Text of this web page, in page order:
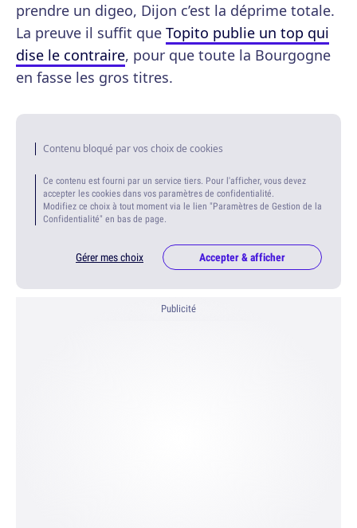
prendre un digeo, Dijon c’est la déprime totale.
La preuve il suffit que Topito publie un top qui
dise le contraire, pour que toute la Bourgogne
en fasse les gros titres.
Contenu bloqué par vos choix de cookies
Ce contenu est fourni par un service tiers. Pour l'afficher, vous devez
accepter les cookies dans vos paramètres de confidentialité.
Modifiez ce choix à tout moment via le lien "Paramètres de Gestion de la
Confidentialité" en bas de page.
Gérer mes choix Accepter & afficher
Publicité